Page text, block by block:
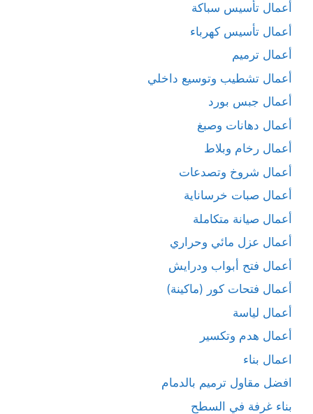
أعمال تأسيس سباكة
أعمال تأسيس كهرباء
أعمال ترميم
أعمال تشطيب وتوسيع داخلي
أعمال جبس بورد
أعمال دهانات وصبغ
أعمال رخام وبلاط
أعمال شروخ وتصدعات
أعمال صبات خرساناية
أعمال صيانة متكاملة
أعمال عزل مائي وحراري
أعمال فتح أبواب ودرايش
أعمال فتحات كور (ماكينة)
أعمال لياسة
أعمال هدم وتكسير
اعمال بناء
افضل مقاول ترميم بالدمام
بناء غرفة في السطح